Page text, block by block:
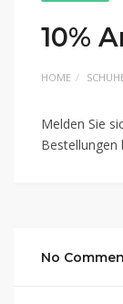
10%
HOME
Melden Sie
Bestellungen
No